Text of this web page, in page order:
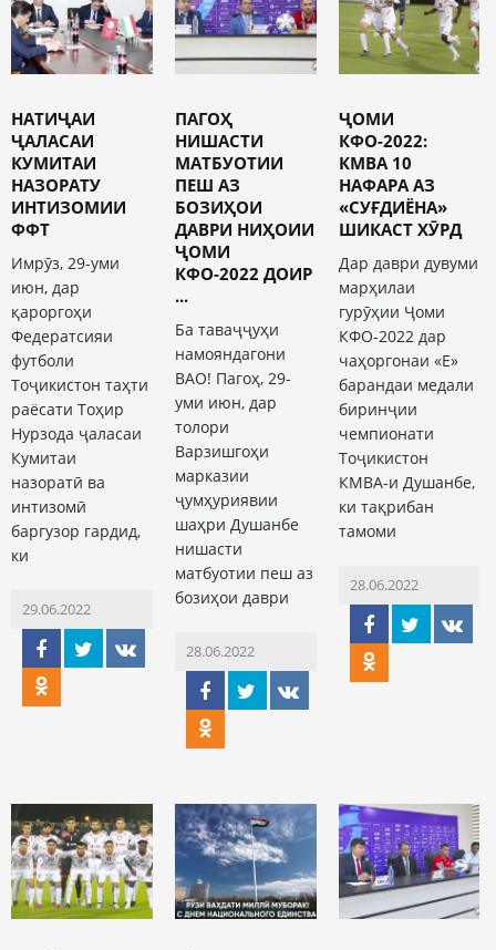
НАТИҶАИ
ҶАЛАСАИ
КУМИТАИ
НАЗОРАТУ
ИНТИЗОМИИ
ФФТ
Имрӯз, 29-уми
июн, дар
қароргоҳи
Федератсияи
футболи
Тоҷикистон таҳти
раёсати Тоҳир
Нурзода ҷаласаи
Кумитаи
назоратӣ ва
интизомӣ
баргузор гардид,
ки
29.06.2022
ПАГОҲ
НИШАСТИ
МАТБУОТИИ
ПЕШ АЗ
БОЗИҲОИ
ДАВРИ НИҲОИИ
ҶОМИ
КФО-2022 ДОИР
...
Ба таваҷҷуҳи
намояндагони
ВАО! Пагоҳ, 29-
уми июн, дар
толори
Варзишгоҳи
марказии
ҷумҳуриявии
шаҳри Душанбе
нишасти
матбуотии пеш аз
бозиҳои даври
28.06.2022
ҶОМИ
КФО-2022:
КМВА 10
НАФАРА АЗ
«СУҒДИЁНА»
ШИКАСТ ХӮРД
Дар даври дувуми
марҳилаи
гурӯҳии Ҷоми
КФО-2022 дар
чаҳоргонаи «Е»
барандаи медали
биринҷии
чемпионати
Тоҷикистон
КМВА-и Душанбе,
ки тақрибан
тамоми
28.06.2022